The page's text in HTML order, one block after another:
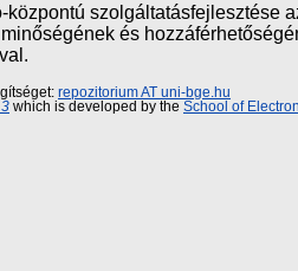
központú szolgáltatásfejlesztése
és
repozitorium AT uni-bge.hu
which is developed by the School of